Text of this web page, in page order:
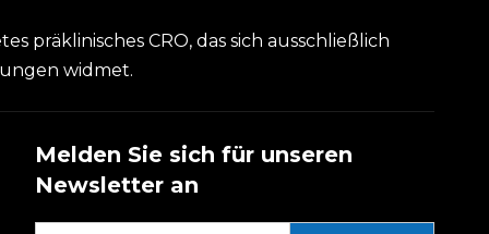
präklinisches CRO, das sich ausschließlich
widmet.
Melden Sie sich für unseren
Newsletter an